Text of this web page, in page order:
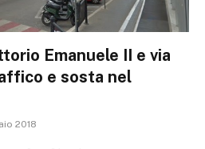
Emanuele II e via
e sosta nel
2018